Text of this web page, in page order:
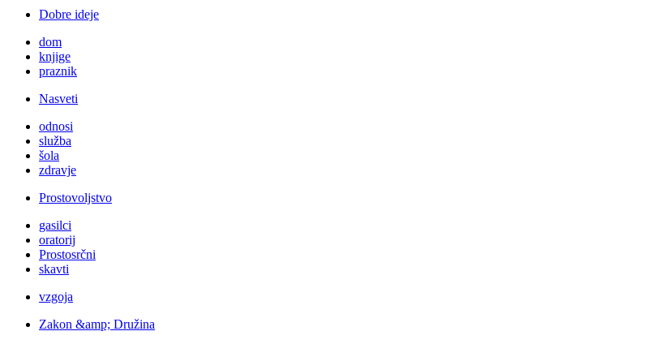
Dobre ideje
dom
knjige
praznik
Nasveti
odnosi
služba
šola
zdravje
Prostovoljstvo
gasilci
oratorij
Prostosrčni
skavti
vzgoja
Zakon &amp; Družina